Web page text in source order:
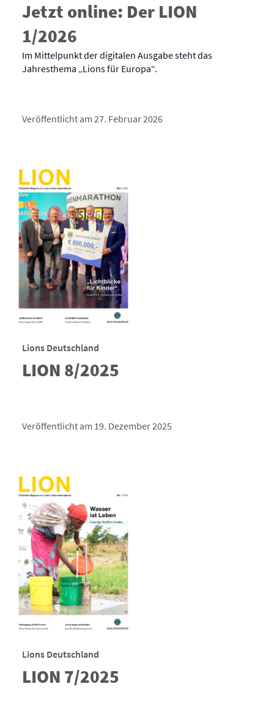
Jetzt online: Der LION
1/2026
Im Mittelpunkt der digitalen Ausgabe steht das
Jahresthema „Lions für Europa“.
Veröffentlicht am 27. Februar 2026
Lions Deutschland
LION 8/2025
Veröffentlicht am 19. Dezember 2025
Lions Deutschland
LION 7/2025